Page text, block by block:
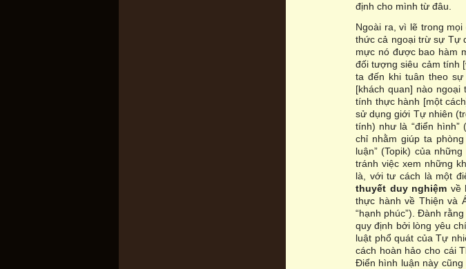
định cho mình từ đâu.
Ngoài ra, vì lẽ trong
thức cả ngoại trừ sự Tự
mực nó được bao hàm
đối tượng siêu cảm tính
ta đến khi tuân theo
[khách quan] nào
tính thực hành [một
sử dụng giới Tự nhiên
tính) như là “điển hình”
chỉ nhằm giúp ta
luận” (Topik) của
tránh việc xem những
là, với tư cách là một
thuyết duy nghiệm về
thực hành về Thiện và
“hạnh phúc”). Đành
quy định bởi lòng yêu
luật phổ quát của Tự
cách hoàn hảo cho cái
Điển hình luận này